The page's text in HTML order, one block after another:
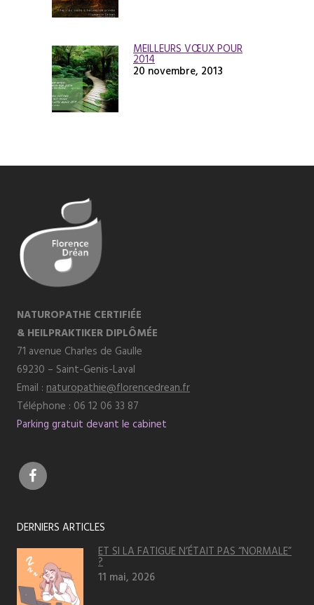
MEILLEURS VŒUX POUR
2014
20 novembre, 2013
NATUROPATHE CERTIFIÉE
& HEILPRAKTIKER DIPLÔMÉE
71 avenue Charles de Gaulle
69230 – Saint-Genis-Laval
Email : naturopathie@florencedrean.fr
Téléphone : 06 12 06 33 87
Parking gratuit devant le cabinet
DERNIERS ARTICLES
ET SI LA FATIGUE N’ÉTAIT PAS “NORMALE”
?
11 mai, 2026